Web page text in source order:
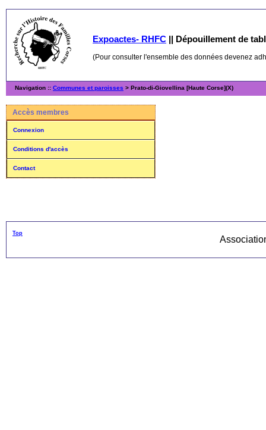
Expoactes- RHFC || Dépouillement de
(Pour consulter l'ensemble des données devenez
Navigation :: Communes et paroisses > Prato-di-Giovellina [Haute Corse](X)
Accès membres
Connexion
Conditions d'accès
Contact
Top